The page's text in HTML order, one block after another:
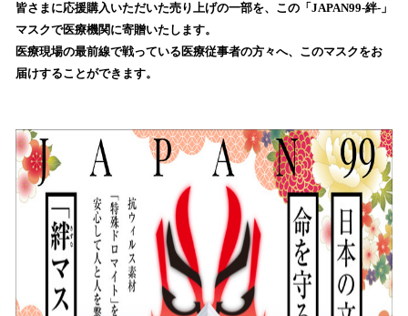
数
を
読
込
で
す
皆さまに応援購入いただいた売り上げの一部を、この「JAPAN99-絆-」
マスクで医療機関に寄贈いたします。
医療現場の最前線で戦っている医療従事者の方々へ、このマスクをお
届けすることができます。